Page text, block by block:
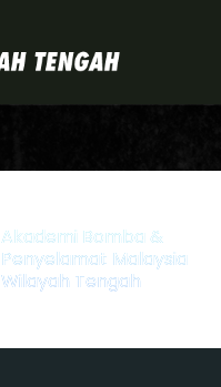
Akademi Bomba &
Penyelamat Malaysia
Wilayah Tengah